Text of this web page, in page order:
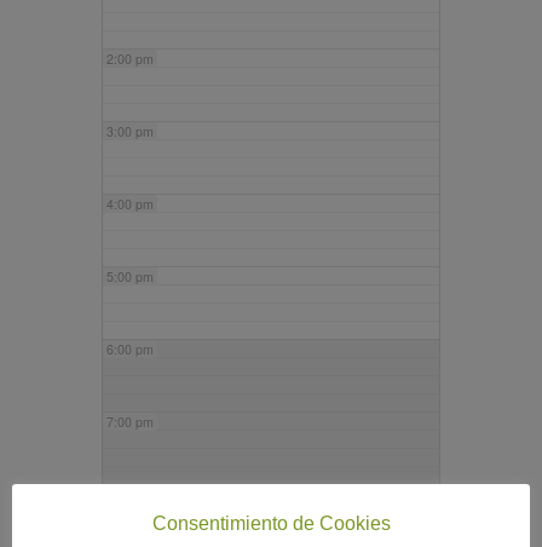
2:00 pm
3:00 pm
4:00 pm
5:00 pm
6:00 pm
7:00 pm
Consentimiento de Cookies